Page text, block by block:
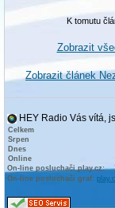
K tomutu
Zobrazit
Zobrazit článek
HEY Radio Vás vítá,
Celkem
Srpen
Dnes
Online
On-line posluchači play.cz:
On-line posluchači graf: